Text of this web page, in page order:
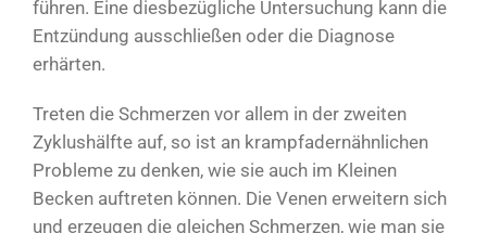
führen. Eine diesbezügliche Untersuchung kann die
Entzündung ausschließen oder die Diagnose
erhärten.
Treten die Schmerzen vor allem in der zweiten
Zyklushälfte auf, so ist an krampfadernähnlichen
Probleme zu denken, wie sie auch im Kleinen
Becken auftreten können. Die Venen erweitern sich
und erzeugen die gleichen Schmerzen, wie man sie